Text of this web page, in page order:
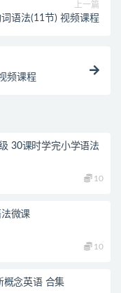
上一篇
语法(11节) 视频课程
频课程
30课时学完小学语法
10
微课
10
概念英语 合集